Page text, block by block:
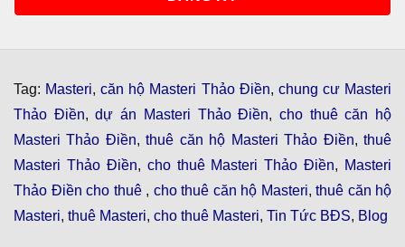
Tag: Masteri,căn hộ Masteri Thảo Điền, chung cư Masteri
Thảo Điền,dự án Masteri Thảo Điền, cho thuê căn hộ
Masteri Thảo Điền,thuê căn hộ Masteri Thảo Điền,thuê
Masteri Thảo Điền, cho thuê Masteri Thảo Điền, Masteri
Thảo Điền cho thuê , cho thuê căn hộ Masteri, thuê căn hộ
Masteri, thuê Masteri, cho thuê Masteri, Tin Tức BĐS, Blog